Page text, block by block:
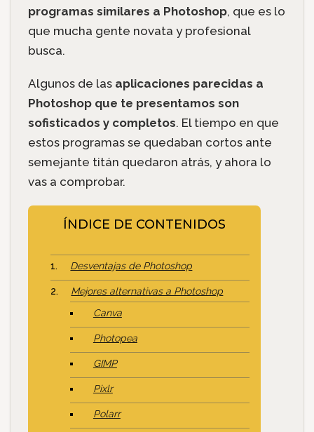
programas similares a Photoshop, que es lo
que mucha gente novata y profesional
busca.
Algunos de las aplicaciones parecidas a
Photoshop que te presentamos son
sofisticados y completos. El tiempo en que
estos programas se quedaban cortos ante
semejante titán quedaron atrás, y ahora lo
vas a comprobar.
ÍNDICE DE CONTENIDOS
Desventajas de Photoshop
Mejores alternativas a Photoshop
Canva
Photopea
GIMP
Pixlr
Polarr